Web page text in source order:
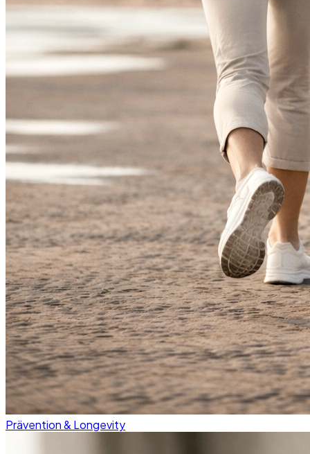
Prävention & Longevity